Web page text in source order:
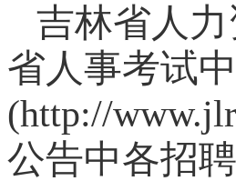
吉林省人力
省人事考试
(http://
公告中各招